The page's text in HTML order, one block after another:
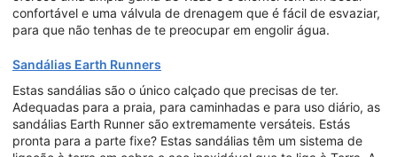
confortável e uma válvula de drenagem que é fácil de esvaziar,
para que não tenhas de te preocupar em engolir água.
Sandálias Earth Runners
Estas sandálias são o único calçado que precisas de ter.
Adequadas para a praia, para caminhadas e para uso diário, as
sandálias Earth Runner são extremamente versáteis. Estás
pronta para a parte fixe? Estas sandálias têm um sistema de